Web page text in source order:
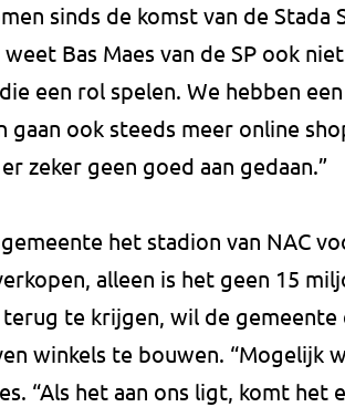
sinds de komst van de Stada
Bas Maes van de SP ook
een rol spelen. We hebben
gaan ook steeds meer online
zeker geen goed aan gedaan.”
het stadion van NAC
alleen is het geen 15
te krijgen, wil de
winkels te bouwen. “Mogelijk
“Als het aan ons ligt, komt het